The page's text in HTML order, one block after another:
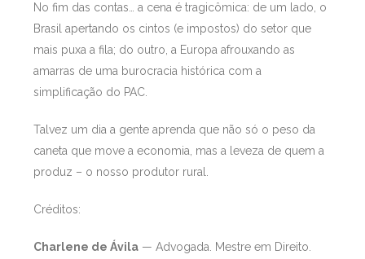
No fim das contas… a cena é tragicômica: de um lado, o
Brasil apertando os cintos (e impostos) do setor que
mais puxa a fila; do outro, a Europa afrouxando as
amarras de uma burocracia histórica com a
simplificação do PAC.
Talvez um dia a gente aprenda que não só o peso da
caneta que move a economia, mas a leveza de quem a
produz – o nosso produtor rural.
Créditos:
Charlene de Ávila — Advogada. Mestre em Direito.